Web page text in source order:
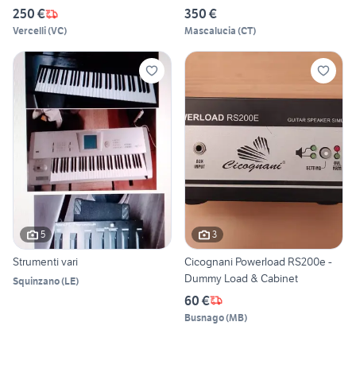
250 €
Vercelli(VC)
350 €
Mascalucia (CT)
5
Strumenti vari
Squinzano(LE)
3
Cicognani Powerload RS200e -
Dummy Load & Cabinet
60 €
Busnago(MB)